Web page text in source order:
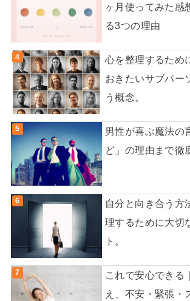
ヶ月使ってみた感
る3つの理由
心を整理するため
おきたいサブパー
う概念。
男性が喜ぶ魔法の
ど」の理由まで徹
自分と向き合う方
理するために大切
ト。
これで安心できる
え、不安・緊張・